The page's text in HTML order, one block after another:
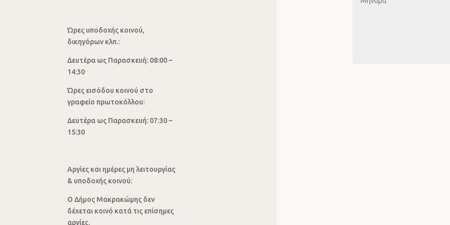
Ώρες υποδοχής κοινού,
δικηγόρων κλπ.:
Δευτέρα ως Παρασκευή: 08:00 –
14:30
Ώρες εισόδου κοινού στο
γραφείο πρωτοκόλλου:
Δευτέρα ως Παρασκευή: 07:30 –
15:30
Αργίες και ημέρες μη λειτουργίας
& υποδοχής κοινού:
Ο Δήμος Μακρακώμης δεν
δέχεται κοινό κατά τις επίσημες
αργίες.